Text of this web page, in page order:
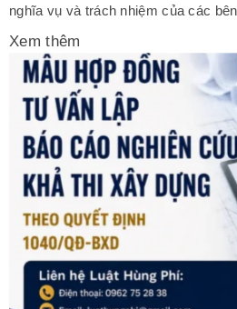
nghĩa vụ và trách nhiệm của các
nội dung hợp đồng đầy đủ, chặt
pháp...
Xem thêm